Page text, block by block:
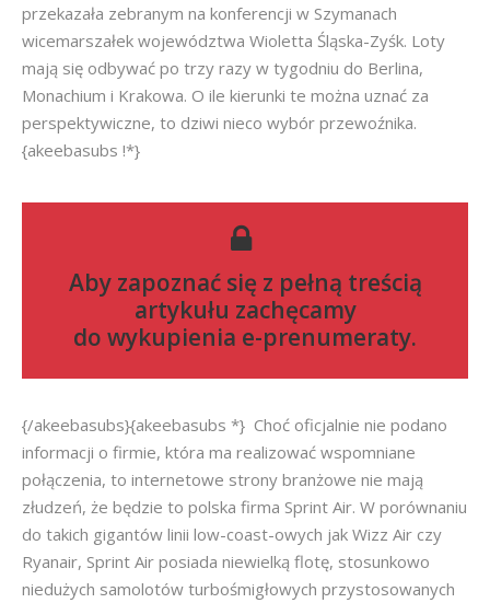
przekazała zebranym na konferencji w Szymanach
wicemarszałek województwa Wioletta Śląska-Zyśk. Loty
mają się odbywać po trzy razy w tygodniu do Berlina,
Monachium i Krakowa. O ile kierunki te można uznać za
perspektywiczne, to dziwi nieco wybór przewoźnika.
{akeebasubs !*}
Aby zapoznać się z pełną treścią
artykułu zachęcamy
do wykupienia e-prenumeraty.
{/akeebasubs}{akeebasubs *} Choć oficjalnie nie podano
informacji o firmie, która ma realizować wspomniane
połączenia, to internetowe strony branżowe nie mają
złudzeń, że będzie to polska firma Sprint Air. W porównaniu
do takich gigantów linii low-coast-owych jak Wizz Air czy
Ryanair, Sprint Air posiada niewielką flotę, stosunkowo
niedużych samolotów turbośmigłowych przystosowanych